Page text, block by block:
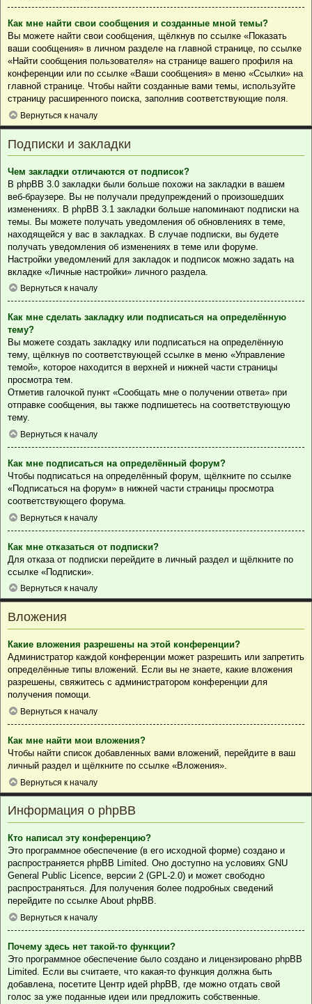
Как мне найти свои сообщения и созданные мной темы?
Вы можете найти свои сообщения, щёлкнув по ссылке «Показать
ваши сообщения» в личном разделе на главной странице, по ссылке
«Найти сообщения пользователя» на странице вашего профиля на
конференции или по ссылке «Ваши сообщения» в меню «Ссылки» на
главной странице. Чтобы найти созданные вами темы, используйте
страницу расширенного поиска, заполнив соответствующие поля.
Вернуться к началу
Подписки и закладки
Чем закладки отличаются от подписок?
В phpBB 3.0 закладки были больше похожи на закладки в вашем
веб-браузере. Вы не получали предупреждений о произошедших
изменениях. В phpBB 3.1 закладки больше напоминают подписки на
темы. Вы можете получать уведомления об обновлениях в теме,
находящейся у вас в закладках. В случае подписки, вы будете
получать уведомления об изменениях в теме или форуме.
Настройки уведомлений для закладок и подписок можно задать на
вкладке «Личные настройки» личного раздела.
Вернуться к началу
Как мне сделать закладку или подписаться на определённую
тему?
Вы можете создать закладку или подписаться на определённую
тему, щёлкнув по соответствующей ссылке в меню «Управление
темой», которое находится в верхней и нижней части страницы
просмотра тем.
Отметив галочкой пункт «Сообщать мне о получении ответа» при
отправке сообщения, вы также подпишетесь на соответствующую
тему.
Вернуться к началу
Как мне подписаться на определённый форум?
Чтобы подписаться на определённый форум, щёлкните по ссылке
«Подписаться на форум» в нижней части страницы просмотра
соответствующего форума.
Вернуться к началу
Как мне отказаться от подписки?
Для отказа от подписки перейдите в личный раздел и щёлкните по
ссылке «Подписки».
Вернуться к началу
Вложения
Какие вложения разрешены на этой конференции?
Администратор каждой конференции может разрешить или запретить
определённые типы вложений. Если вы не знаете, какие вложения
разрешены, свяжитесь с администратором конференции для
получения помощи.
Вернуться к началу
Как мне найти мои вложения?
Чтобы найти список добавленных вами вложений, перейдите в ваш
личный раздел и щёлкните по ссылке «Вложения».
Вернуться к началу
Информация о phpBB
Кто написал эту конференцию?
Это программное обеспечение (в его исходной форме) создано и
распространяется phpBB Limited. Оно доступно на условиях GNU
General Public Licence, версии 2 (GPL-2.0) и может свободно
распространяться. Для получения более подробных сведений
перейдите по ссылке About phpBB.
Вернуться к началу
Почему здесь нет такой-то функции?
Это программное обеспечение было создано и лицензировано phpBB
Limited. Если вы считаете, что какая-то функция должна быть
добавлена, посетите Центр идей phpBB, где можно отдать свой
голос за уже поданные идеи или предложить собственные.